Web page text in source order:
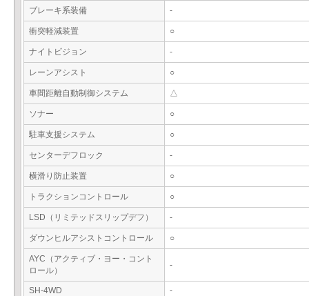
ブレーキ系装備 -
衝突軽減装置 ○
ナイトビジョン -
レーンアシスト ○
車間距離自動制御システム △
ソナー ○
駐車支援システム ○
センターデフロック -
横滑り防止装置 ○
トラクションコントロール ○
LSD（リミテッドスリップデフ） -
ダウンヒルアシストコントロール ○
AYC（アクティブ・ヨー・コント
ロール）
-
SH-4WD
-